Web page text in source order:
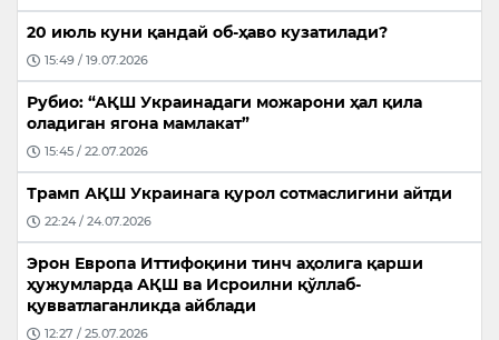
20 июль куни қандай об-ҳаво кузатилади?
15:49 / 19.07.2026
Рубио: “АҚШ Украинадаги можарони ҳал қила
оладиган ягона мамлакат”
15:45 / 22.07.2026
Трамп АҚШ Украинага қурол сотмаслигини айтди
22:24 / 24.07.2026
Эрон Европа Иттифоқини тинч аҳолига қарши
ҳужумларда АҚШ ва Исроилни қўллаб-
қувватлаганликда айблади
12:27 / 25.07.2026